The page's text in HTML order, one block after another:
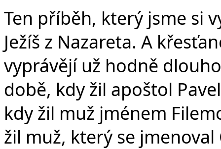
Ten příběh, který jsme si
Ježíš z Nazareta. A
vyprávějí už hodně
době, kdy žil apoštol
kdy žil muž jménem
žil muž, který se